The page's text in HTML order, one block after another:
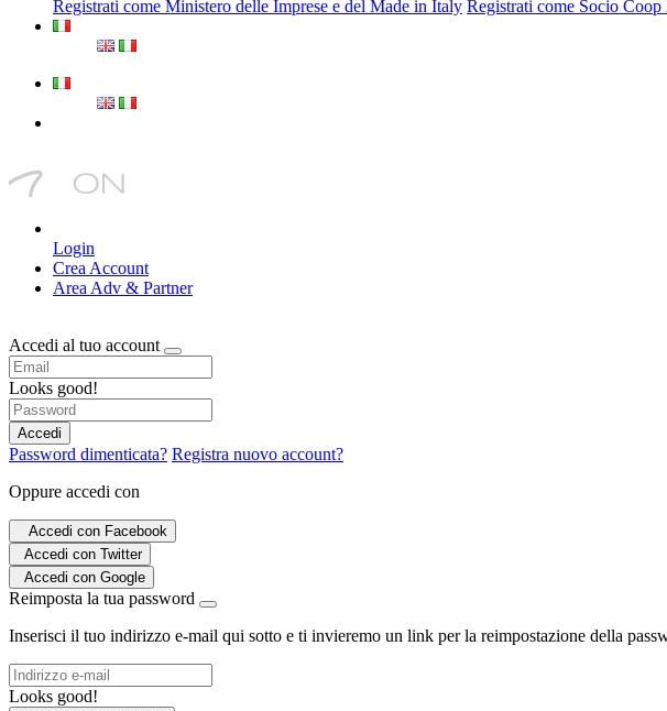
Registrati come Ministero delle Imprese e del Made in Italy Registrati come Socio Coop
Login
Crea Account
Area Adv & Partner
Accedi al tuo account
Looks good!
Accedi
Password dimenticata? Registra nuovo account?
Oppure accedi con
Accedi con Facebook
Accedi con Twitter
Accedi con Google
Reimposta la tua password
Inserisci il tuo indirizzo e-mail qui sotto e ti invieremo un link per la reimpostazione della
Looks good!